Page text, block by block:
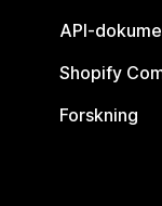
API-
Shopify
Forskning